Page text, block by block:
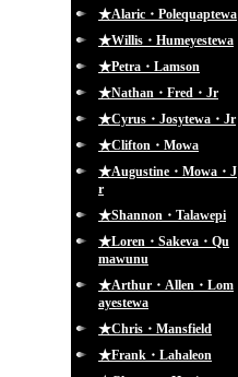
★Alaric・Polequaptewa
★Willis・Humeyestewa
★Petra・Lamson
★Nathan・Fred・Jr
★Cyrus・Josytewa・Jr
★Clifton・Mowa
★Augustine・Mowa・J
r
★Shannon・Talawepi
★Loren・Sakeva・Qu
mawunu
★Arthur・Allen・Lom
ayestewa
★Chris・Mansfield
★Frank・Lahaleon